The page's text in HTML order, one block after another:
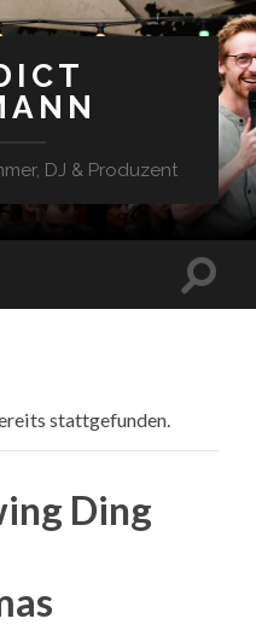
DJ & Produzent
stattgefunden.
Ding